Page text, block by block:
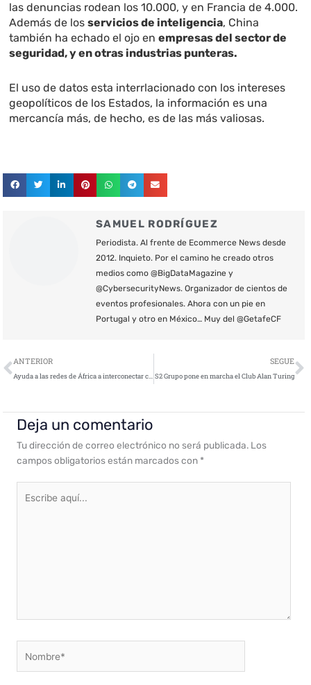
las denuncias rodean los 10.000, y en Francia de 4.000.
Además de losservicios de inteligencia, China
también ha echado el ojo enempresas del sector de
seguridad, y en otras industrias punteras.
El uso de datos esta interrlacionado con los intereses
geopolíticos de los Estados, la información es una
mercancía más, de hecho, es de las más valiosas.
SAMUEL RODRÍGUEZ
Periodista. Al frente de Ecommerce News desde
2012. Inquieto. Por el camino he creado otros
medios como @BigDataMagazine y
@CybersecurityNews. Organizador de cientos de
eventos profesionales. Ahora con un pie en
Portugal y otro en México… Muy del @GetafeCF
Ant
ANTERIOR
Ayuda a las redes de África a interconectar con el resto del mundo
SEGUE
S2 Grupo pone en marcha el Club Alan Turing
Deja un comentario
Tu dirección de correo electrónico no será publicada. Los
campos obligatorios están marcados con *
aquí...